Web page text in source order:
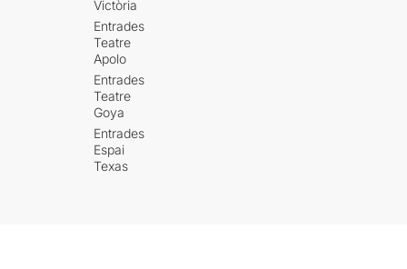
Victòria
Entrades
Teatre
Apolo
Entrades
Teatre
Goya
Entrades
Espai
Texas